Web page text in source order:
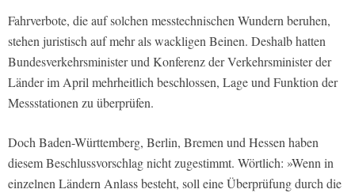
Fahrverbote, die auf solchen messtechnischen Wundern beruhen,
stehen juristisch auf mehr als wackligen Beinen. Deshalb hatten
Bundesverkehrsminister und Konferenz der Verkehrsminister der
Länder im April mehrheitlich beschlossen, Lage und Funktion der
Messstationen zu überprüfen.
Doch Baden-Württemberg, Berlin, Bremen und Hessen haben
diesem Beschlussvorschlag nicht zugestimmt. Wörtlich: »Wenn in
einzelnen Ländern Anlass besteht, soll eine Überprüfung durch die